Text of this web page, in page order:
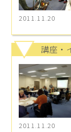
2011.11.20
講座・
2011.11.20